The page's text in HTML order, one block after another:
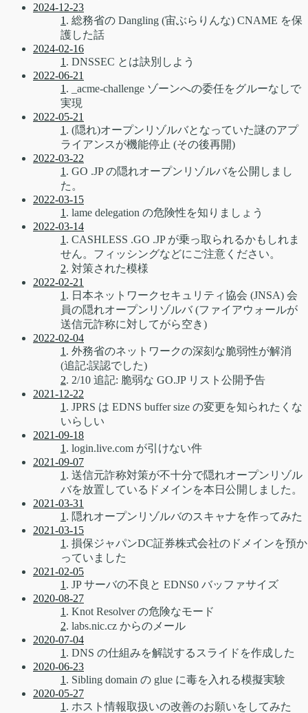
2024-12-23
1 . 総務省の Dangling (宙ぶらりんな) CNAME を保
護した話
2024-02-16
1 . DNSSEC とは訣別しよう
2022-06-21
1 . _acme-challenge ゾーンへの委任をグルーなしで
実現
2022-05-21
1 . (隠れ)オープンリゾルバとなっていた謎のアプ
ライアンスが機能停止 (その後再開)
2022-03-22
1 . GO .JP の隠れオープンリゾルバを公開しまし
た。
2022-03-15
1 . lame delegation の危険性を知りましょう
2022-03-14
1 . CASHLESS .GO .JP が乗っ取られるかもしれま
せん。フィッシングなどにご注意ください。
2. 対策された模様
2022-02-21
1 . 日本ネットワークセキュリティ協会 (JNSA) 会
員の隠れオープンリゾルバ (ファイアウォールが
送信元詐称に対してがら空き)
2022-02-04
1 . 外務省のネットワークの深刻な脆弱性が解消
(追記:誤認でした)
2. 2/10 追記: 脆弱な GO.JP リスト公開予告
2021-12-22
1 . JPRS は EDNS buffer size の変更を知られたくな
いらしい
2021-09-18
1 . login.live.com が引けない件
2021-09-07
1 . 送信元詐称対策が不十分で隠れオープンリゾル
バを放置しているドメインを本日公開しました。
2021-03-31
1 . 隠れオープンリゾルバのスキャナを作ってみた
2021-03-15
1 . 損保ジャパンDC証券株式会社のドメインを預か
っていました
2021-02-05
1 . JP サーバの不良と EDNS0 バッファサイズ
2020-08-27
1 . Knot Resolver の危険なモード
2. labs.nic.cz からのメール
2020-07-04
1 . DNS の仕組みを解説するスライドを作成した
2020-06-23
1 . Sibling domain の glue に毒を入れる模擬実験
2020-05-27
1 . ホスト情報取扱いの改善のお願いをしてみた